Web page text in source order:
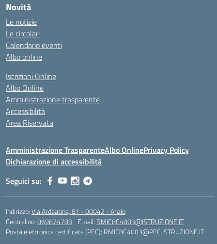
Novità
Le notizie
Le circolari
Calendario eventi
Albo online
Iscrizioni Online
Albo Online
Amministrazione trasparente
Accessibilità
Area Riservata
Amministrazione TrasparenteAlbo OnlinePrivacy Policy
Dichiarazione di accessibilità
Seguici su:
Indirizzo:Via Ardeatina, 81 - 00042 - Anzio
Centralino:069874703 Email: RMIC8C4003@ISTRUZIONE.IT
Posta elettronica certificata (PEC): RMIC8C4003@PEC.ISTRUZIONE.IT